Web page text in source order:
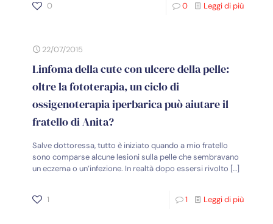
0 0 Leggi di più
22/07/2015
Linfoma della cute con ulcere della pelle:
oltre la fototerapia, un ciclo di
ossigenoterapia iperbarica può aiutare il
fratello di Anita?
Salve dottoressa, tutto è iniziato quando a mio fratello
sono comparse alcune lesioni sulla pelle che sembravano
un eczema o un’infezione. In realtà dopo essersi rivolto […]
1 1 Leggi di più